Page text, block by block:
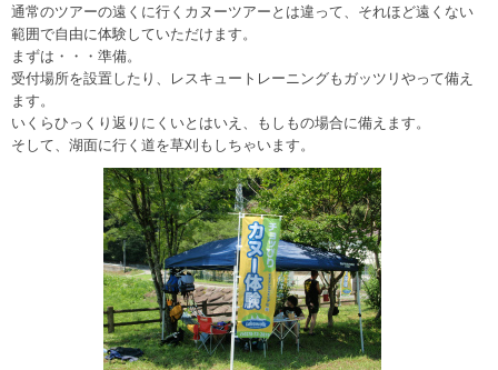
通常のツアーの遠くに行くカヌーツアーとは違って、それほど遠くない
範囲で自由に体験していただけます。
まずは・・・準備。
受付場所を設置したり、レスキュートレーニングもガッツリやって備え
ます。
いくらひっくり返りにくいとはいえ、もしもの場合に備えます。
そして、湖面に行く道を草刈もしちゃいます。